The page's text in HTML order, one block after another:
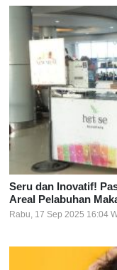
Seru dan Inovatif!
Areal Pelabuhan
Rabu, 17 Sep 2025 16:04